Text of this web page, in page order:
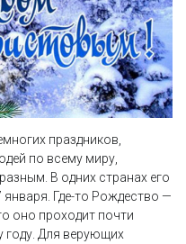
праздников,
по всему миру,
В одних странах его
января. Где-то Рождество —
оно проходит почти
году. Для верующих